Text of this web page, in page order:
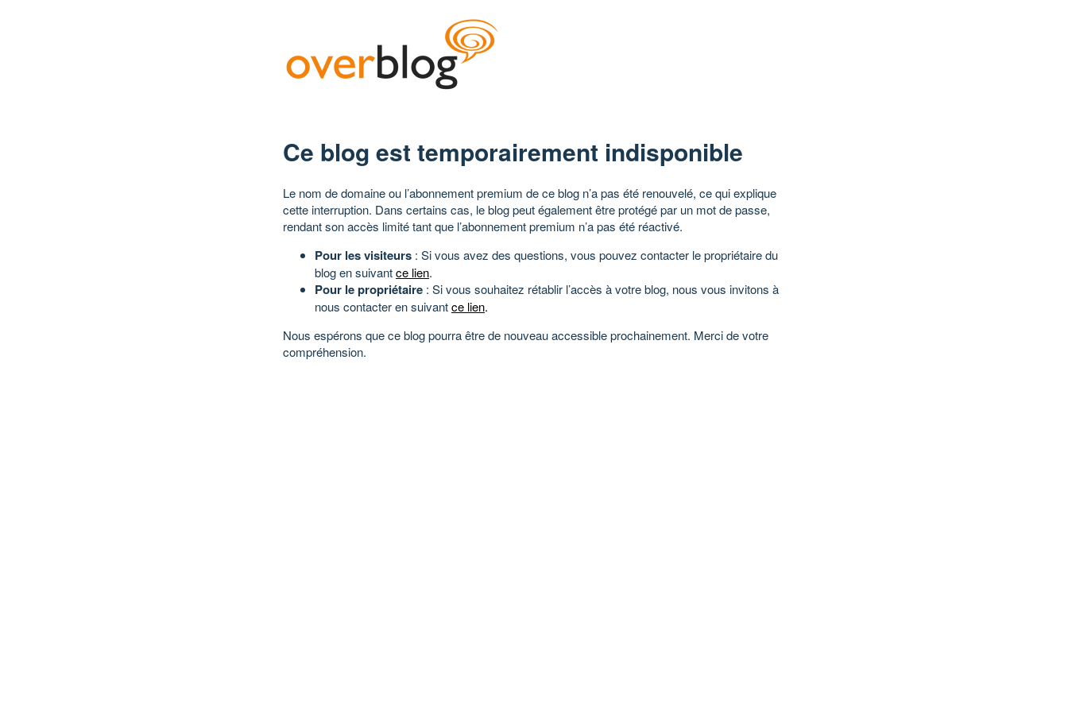
Ce blog est temporairement indisponible
Le nom de domaine ou l’abonnement premium de ce blog n’a pas été renouvelé, ce qui explique
cette interruption. Dans certains cas, le blog peut également être protégé par un mot de passe,
rendant son accès limité tant que l’abonnement premium n’a pas été réactivé.
Pour les visiteurs : Si vous avez des questions, vous pouvez contacter le propriétaire du
blog en suivantce lien.
Pour le propriétaire : Si vous souhaitez rétablir l’accès à votre blog, nous vous invitons à
nous contacter en suivantce lien.
Nous espérons que ce blog pourra être de nouveau accessible prochainement. Merci de votre
compréhension.